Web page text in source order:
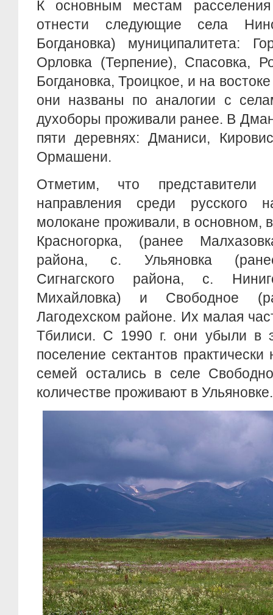
К основным местам
отнести следующие села
Богдановка) муниципалитета:
Орловка (Терпение), Спасовка,
Богдановка, Троицкое, и на
они названы по аналогии с
духоборы проживали ранее. В
пяти деревнях: Дманиси,
Ормашени.
Отметим, что представители
направления среди русского
молокане проживали, в основном,
Красногорка, (ранее
района, с. Ульяновка
Сигнагского района, с.
Михайловка) и Свободное
Лагодехском районе. Их малая
Тбилиси. С 1990 г. они убыли в
поселение сектантов
семей остались в селе
количестве проживают в Ульяновке.